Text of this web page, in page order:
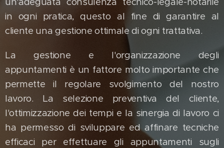
in ogni pratica, questo al fine di garantire al
cliente una gestione ottimale di ogni trattativa.
La gestione e l'organizzazione degli
appuntamenti è un fattore molto importante che
permette il regolare svolgimento del nostro
lavoro. La selezione preventiva del cliente,
l'ottimizzazione dei tempi e la sinergia di lavoro ci
ha permesso di sviluppare ed affinare tecniche
efficaci per effettuare gli appuntamenti sugli